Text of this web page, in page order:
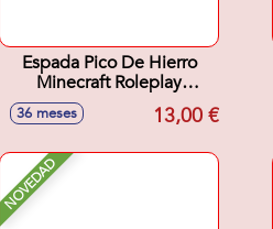
Espada Pico De Hierro
Minecraft Roleplay
21.09x2.80 cm
36 meses 13,00 €
NOVEDAD